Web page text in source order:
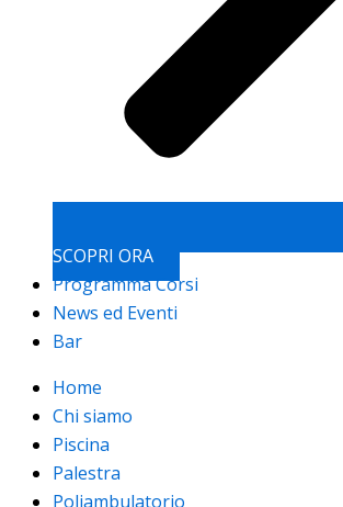
SCOPRI ORA
Programma Corsi
News ed Eventi
Bar
Home
Chi siamo
Piscina
Palestra
Poliambulatorio